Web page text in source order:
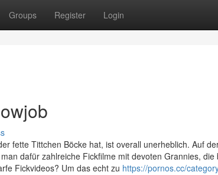
Groups Register Login
fette Tittchen Böcke hat, ist overall unerheblich. Auf
dafür zahlreiche Fickfilme mit devoten Grannies,
Fickvideos? Um das echt zu https://pornos.cc/